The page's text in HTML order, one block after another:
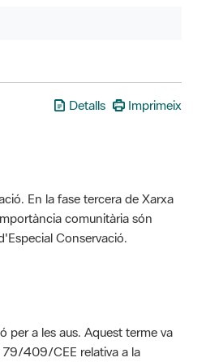
Detalls Imprimeix
En la fase tercera de Xarxa
comunitària són
Conservació.
per a les aus. Aquest terme va
79/409/CEE relativa a la